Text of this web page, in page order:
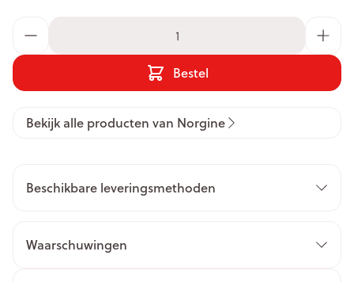
Bestel
Bekijk alle producten van Norgine
Beschikbare leveringsmethoden
Waarschuwingen